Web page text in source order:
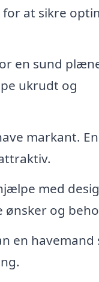
at sikre
en sund
ukrudt og
markant. En
med
og
en havemand